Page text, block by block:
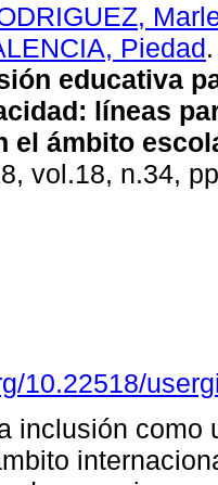
Piedad.
educativa
líneas
el ámbito
vol.18, n.34,
10.22518/
inclusión como